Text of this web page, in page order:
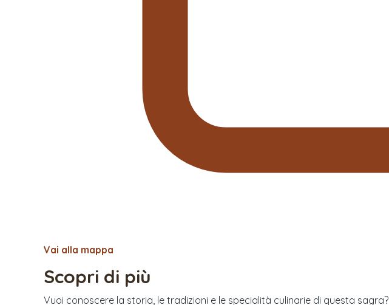
Vai alla mappa
Scopri di più
Vuoi conoscere la storia, le tradizioni e le specialità culinarie di questa sagra?